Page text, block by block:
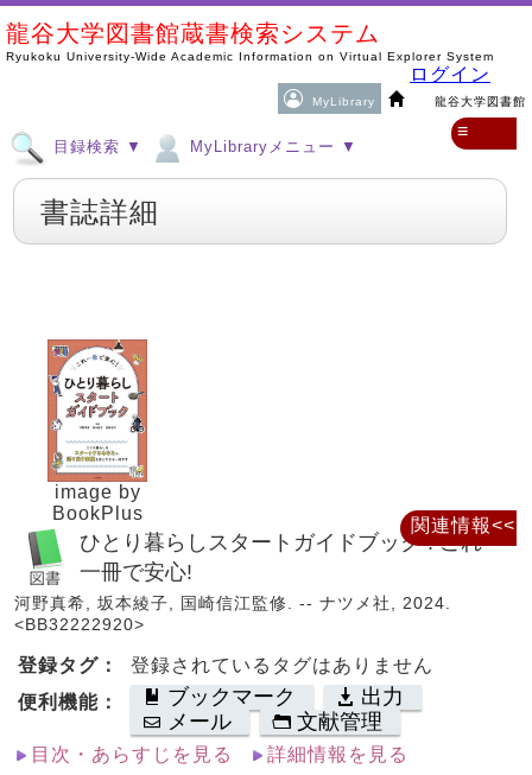
龍谷大学図書館蔵書検索システム
Ryukoku University-Wide Academic Information on Virtual Explorer System
MyLibrary 龍谷大学図書館
ログイン
目録検索 ▼ MyLibraryメニュー ▼
≡
書誌詳細
image by
BookPlus
ひとり暮らしスタートガイドブック : これ
一冊で安心!
河野真希, 坂本綾子, 国崎信江監修. -- ナツメ社, 2024.
<BB32222920>
登録タグ：
登録されているタグはありません
便利機能：
ブックマーク
出力
メール
文献管理
目次・あらすじを見る 詳細情報を見る
関連情報<<